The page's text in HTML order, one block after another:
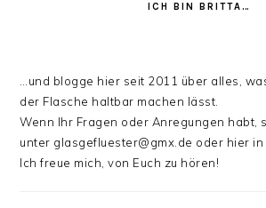
ICH BIN BRITTA…
…und blogge hier seit 2011 über alles,
der Flasche haltbar machen lässt.
Wenn Ihr Fragen oder Anregungen habt,
unter glasgefluester@gmx.de oder hier in
Ich freue mich, von Euch zu hören!